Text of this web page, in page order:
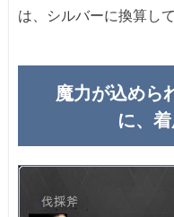
は、シルバーに換算し
魔力が込めら
に、